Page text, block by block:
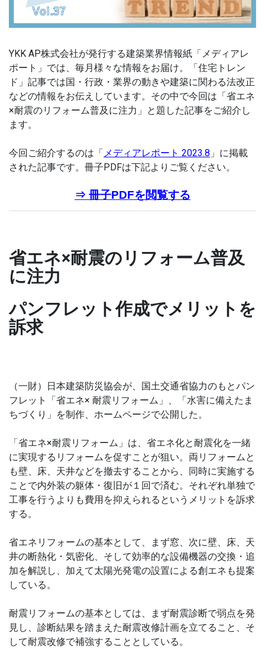
YKK AP株式会社が発行する建築業界情報紙「メディアレ
ポート」では、毎月様々な情報をお届け。「住宅トレン
ド」記事では国・行政・業界の動きや建築に関わる法改正
などの情報をお伝えしています。その中で今回は「省エネ
×耐震のリフォーム普及に注力 」と題した記事をご紹介し
ます。
今回ご紹介するのは「 メディアレポート 2023.8 」に掲載
された記事です。冊子PDFは下記よりご覧ください。
⇒ 冊子PDFを閲覧する
省エネ×耐震のリフォーム普及
に注力
パンフレット作成でメリットを
訴求
（一財）日本建築防災協会が、国土交通省協力のもとパン
フレット「省エネ× 耐震リフォーム」、「水害に備えたま
ちづくり」を制作、ホームページで公開した。
「省エネ×耐震リフォーム」は、省エネ化と耐震化を一緒
に実現するリフォームを促すことが狙い。両リフォームと
も壁、床、天井などを撤去することから、同時に実施する
ことで内外装の躯体・復旧が１回で済む。それぞれ単独で
工事を行うよりも費用を抑えられるというメリットを訴求
する。
省エネリフォームの基本として、まず窓、次に壁、床、天
井の断熱化・気密化、そして効率的な設備機器の交換・追
加を解説し、加えて太陽光発電の設置による創エネも提案
している。
耐震リフォームの基本としては、まず耐震診断で弱点を発
見し、診断結果を踏まえた耐震改修計画を立てること、そ
して耐震改修で補強することとしている。